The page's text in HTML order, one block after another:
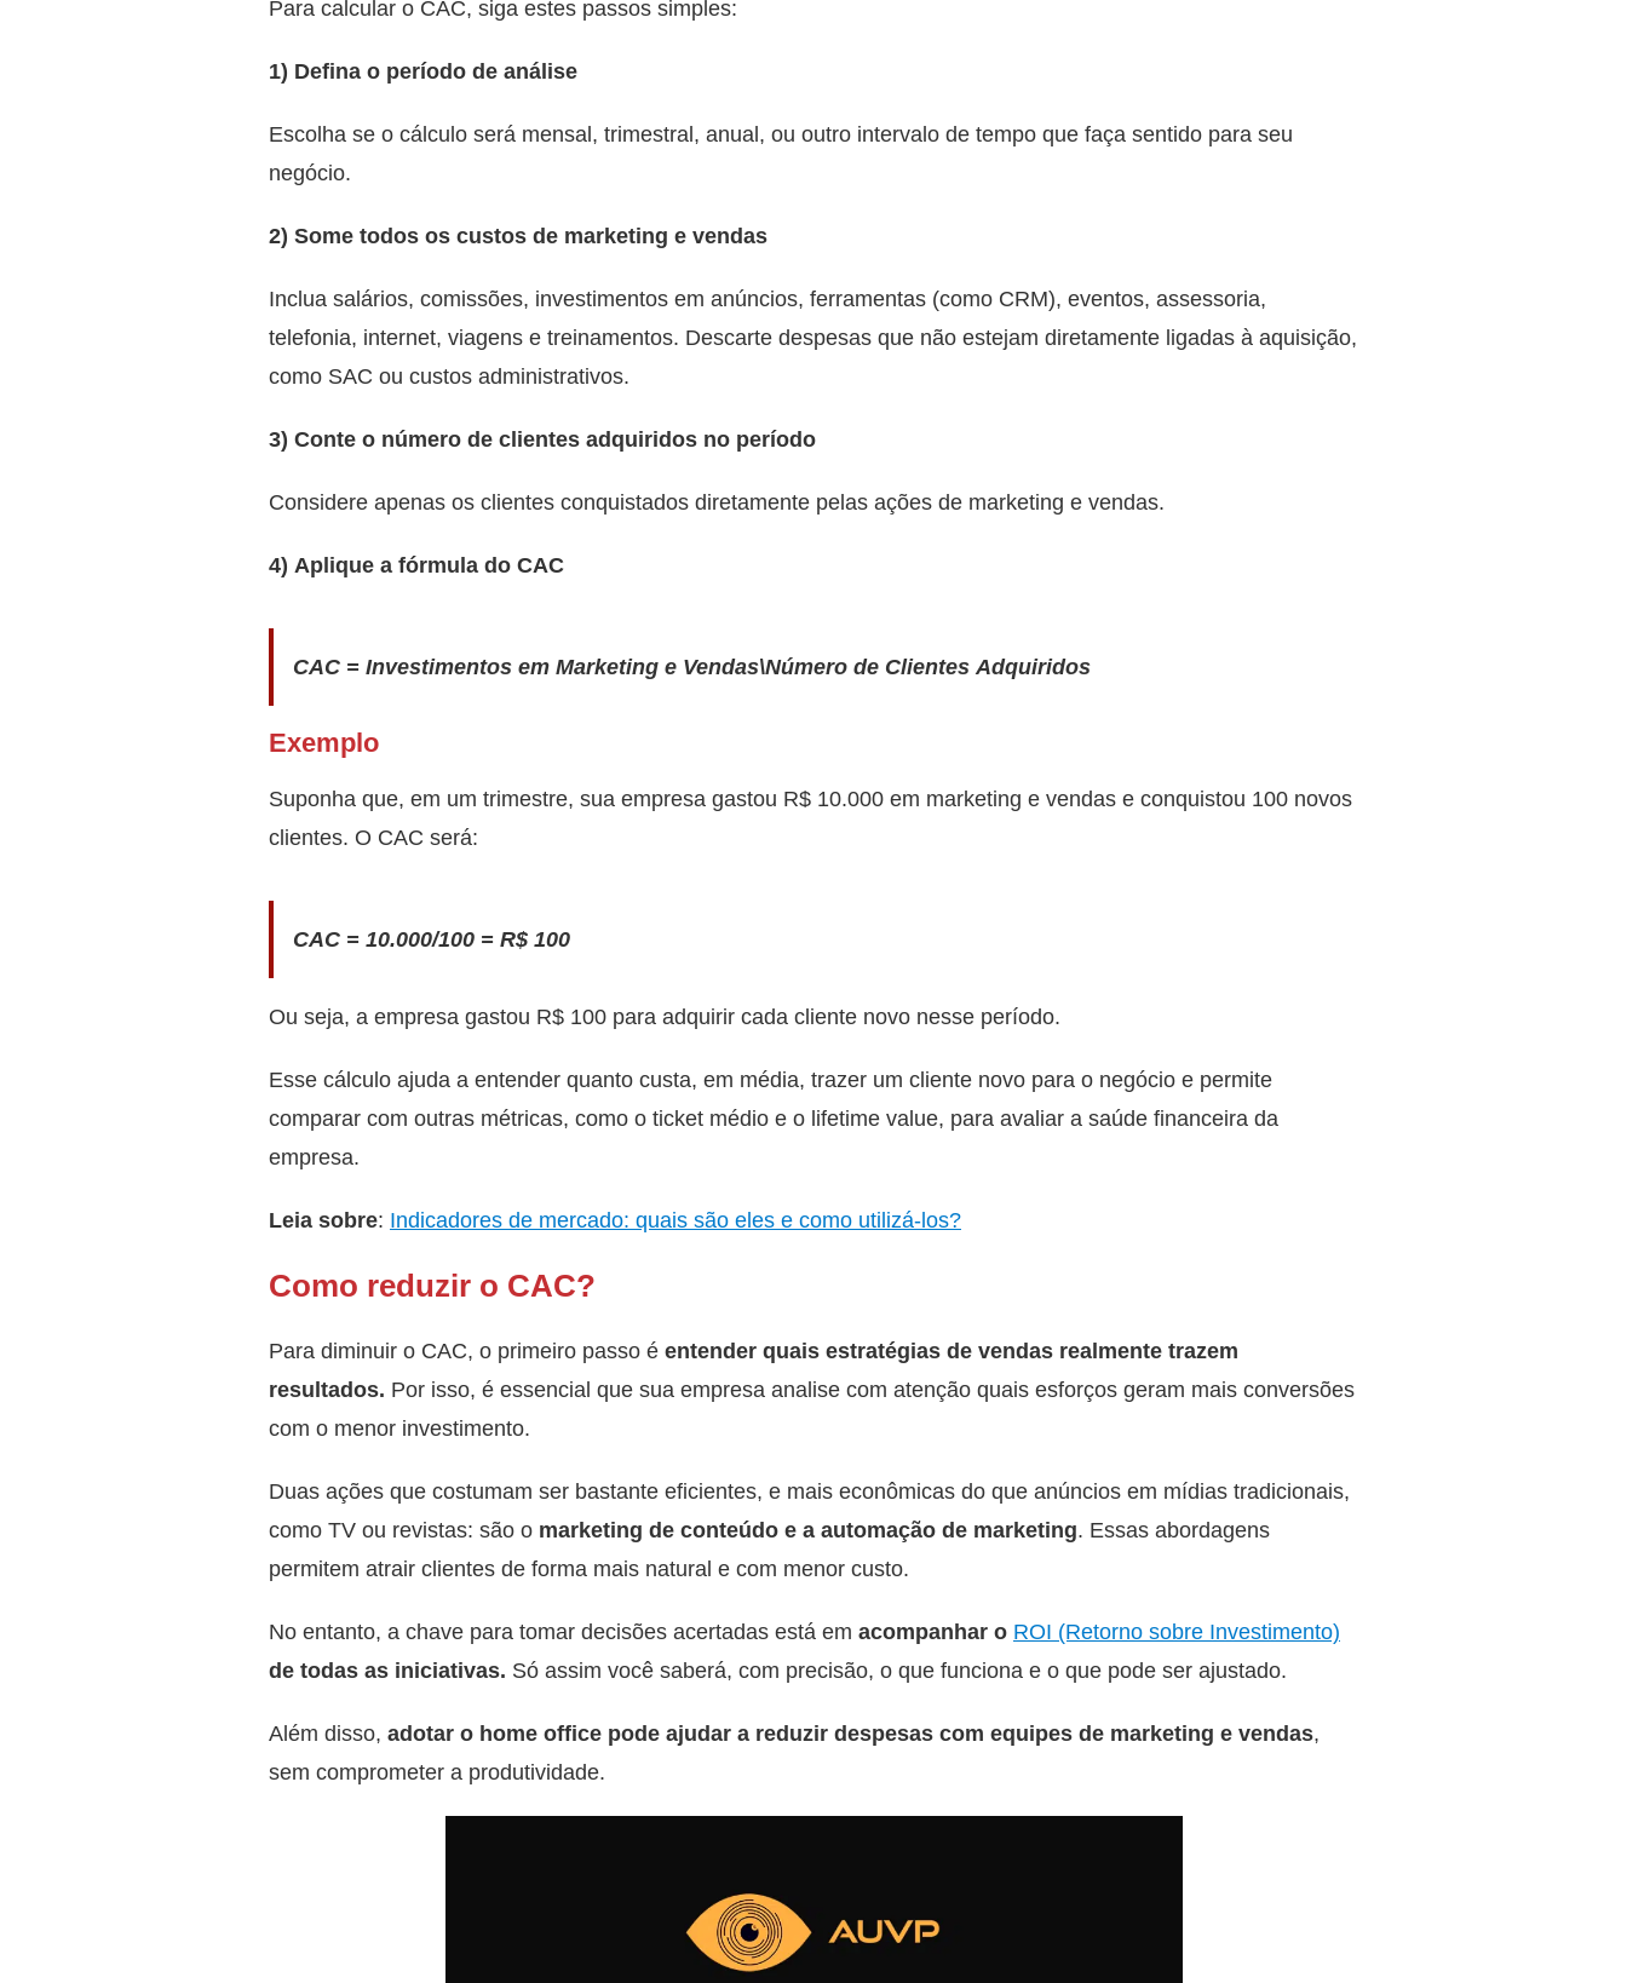
Para calcular o CAC, siga estes passos simples:
1) Defina o período de análise
Escolha se o cálculo será mensal, trimestral, anual, ou outro intervalo de tempo que faça sentido para seu
negócio.
2) Some todos os custos de marketing e vendas
Inclua salários, comissões, investimentos em anúncios, ferramentas (como CRM), eventos, assessoria,
telefonia, internet, viagens e treinamentos. Descarte despesas que não estejam diretamente ligadas à aquisição,
como SAC ou custos administrativos.
3) Conte o número de clientes adquiridos no período
Considere apenas os clientes conquistados diretamente pelas ações de marketing e vendas.
4) Aplique a fórmula do CAC
CAC = Investimentos em Marketing e Vendas\Número de Clientes Adquiridos
Exemplo
Suponha que, em um trimestre, sua empresa gastou R$ 10.000 em marketing e vendas e conquistou 100 novos
clientes. O CAC será:
CAC = 10.000/100 = R$ 100
Ou seja, a empresa gastou R$ 100 para adquirir cada cliente novo nesse período.
Esse cálculo ajuda a entender quanto custa, em média, trazer um cliente novo para o negócio e permite
comparar com outras métricas, como o ticket médio e o lifetime value, para avaliar a saúde financeira da
empresa.
Leia sobre: Indicadores de mercado: quais são eles e como utilizá-los?
Como reduzir o CAC?
Para diminuir o CAC, o primeiro passo é entender quais estratégias de vendas realmente trazem
resultados. Por isso, é essencial que sua empresa analise com atenção quais esforços geram mais conversões
com o menor investimento.
Duas ações que costumam ser bastante eficientes, e mais econômicas do que anúncios em mídias tradicionais,
como TV ou revistas: são o marketing de conteúdo e a automação de marketing. Essas abordagens
permitem atrair clientes de forma mais natural e com menor custo.
No entanto, a chave para tomar decisões acertadas está em acompanhar o ROI (Retorno sobre Investimento)
de todas as iniciativas. Só assim você saberá, com precisão, o que funciona e o que pode ser ajustado.
Além disso, adotar o home office pode ajudar a reduzir despesas com equipes de marketing e vendas,
sem comprometer a produtividade.